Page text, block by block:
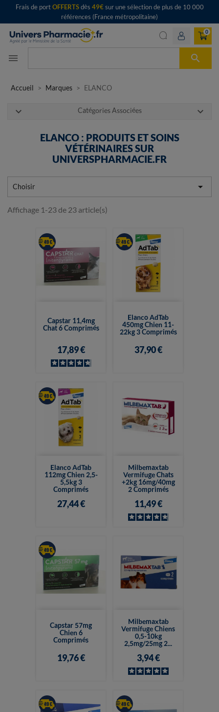
Frais de portOFFERTSdès 49€sur une sélection de plus de 10 000
références (France métropolitaine)
menu 
0
Accueil Marques ELANCO
expand_more Catégories Associées expand_more
ELANCO : PRODUITS ET SOINS
VÉTÉRINAIRES SUR
UNIVERSPHARMACIE.FR
Choisir 
Affichage 1-23 de 23 article(s)
Capstar 11,4mg
Chat 6 Comprimés
17,89 €
Elanco AdTab
450mg Chien 11-
22kg 3 Comprimés
37,90 €
Elanco AdTab
112mg Chien 2,5-
5,5kg 3
Comprimés
27,44 €
Milbemaxtab
Vermifuge Chats
+2kg 16mg/40mg
2 Comprimés
11,49 €
Capstar 57mg
Chien 6
Comprimés
19,76 €
Milbemaxtab
Vermifuge Chiens
0,5-10kg
2,5mg/25mg 2...
3,94 €